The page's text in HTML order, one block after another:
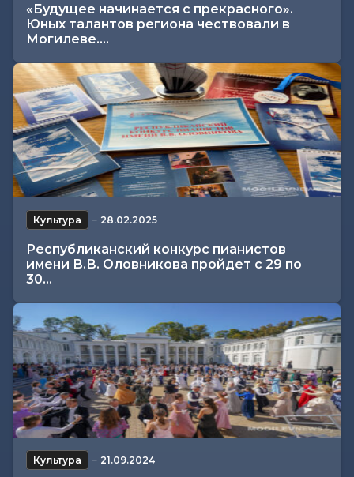
«Будущее начинается с прекрасного».
Юных талантов региона чествовали в
Могилеве....
Культура − 28.02.2025
Республиканский конкурс пианистов
имени В.В. Оловникова пройдет с 29 по
30...
Культура − 21.09.2024